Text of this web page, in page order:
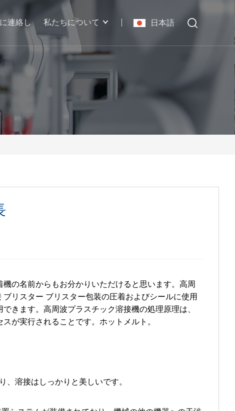
日本語
連絡し 私たちについて
の名前からもお分かりいただけると思います。高周
リスター ブリスター包装の圧着およびシールに使用
きます。高周波プラスチック溶接機の処理原理は、
が実行されることです。ホットメルト。
溶接はしっかりと美しいです。